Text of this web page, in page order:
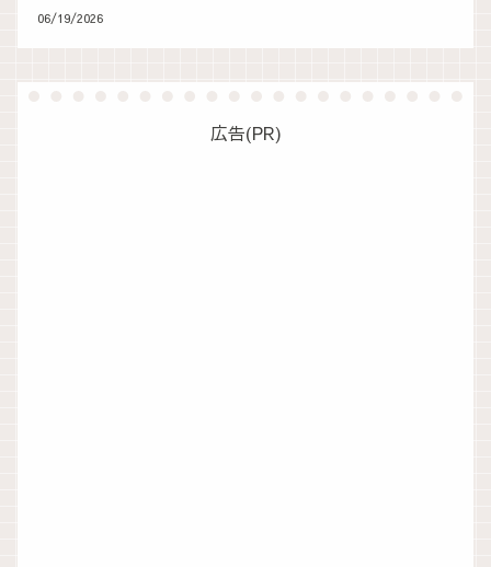
06/19/2026
広告(PR)